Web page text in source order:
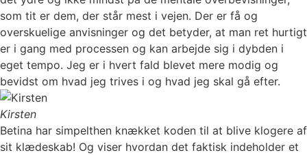
som tit er dem, der står mest i vejen. Der er få og
overskuelige anvisninger og det betyder, at man ret hurtigt
er i gang med processen og kan arbejde sig i dybden i
eget tempo. Jeg er i hvert fald blevet mere modig og
bevidst om hvad jeg trives i og hvad jeg skal gå efter.
Kirsten
Betina har simpelthen knækket koden til at blive klogere af
sit klædeskab! Og viser hvordan det faktisk indeholder et